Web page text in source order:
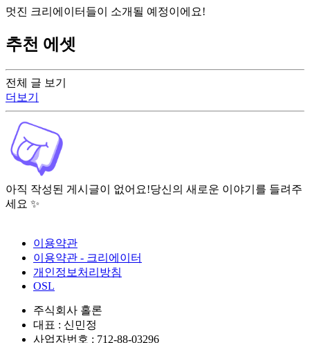
전체 글 보기
더보기
아직 작성된 게시글이 없어요!당신의 새로운 이야기를 들려주
세요 ✨
멋진 크리에이터들이 소개될 예정이에요!
추천 에셋
이용약관
이용약관 - 크리에이터
개인정보처리방침
OSL
주식회사 홀론
대표 : 신민정
사업자번호 : 712-88-03296